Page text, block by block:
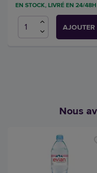
EN STOCK, LIVRÉ EN 24/48H
AJOUTER
Nous